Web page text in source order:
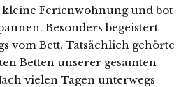
kleine Ferienwohnung und bot
Besonders begeistert
vom Bett. Tatsächlich gehörte
Betten unserer gesamten
vielen Tagen unterwegs